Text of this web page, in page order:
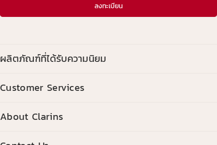
ลงทะเบียน
ผลิตภัณฑ์ที่ได้รับความนิยม
Customer Services
About Clarins